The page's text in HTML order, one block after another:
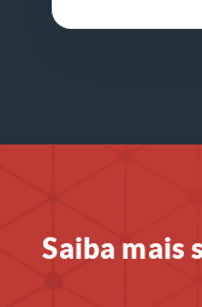
Saiba mais